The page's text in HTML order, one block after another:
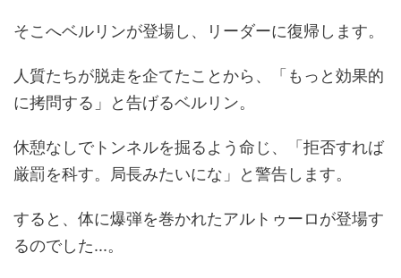
そこへベルリンが登場し、リーダーに復帰します。
人質たちが脱走を企てたことから、「もっと効果的
に拷問する」と告げるベルリン。
休憩なしでトンネルを掘るよう命じ、「拒否すれば
厳罰を科す。局長みたいにな」と警告します。
すると、体に爆弾を巻かれたアルトゥーロが登場す
るのでした...。